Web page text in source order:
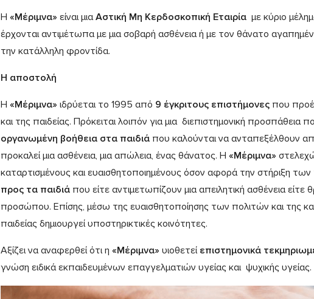
Η «Μέριμνα» είναι μιαΑστική Μη Κερδοσκοπική Εταιρία με κύριο
έρχονται αντιμέτωπα με μια σοβαρή ασθένεια ή με τον θάνατο
την κατάλληλη φροντίδα.
Η αποστολή
Η «Μέριμνα» ιδρύεται το 1995 από 9 έγκριτους επιστήμονεςπου
και της παιδείας. Πρόκειται λοιπόν για μια διεπιστημονική προσπάθεια
οργανωμένη βοήθεια στα παιδιά που καλούνται να ανταπεξέλθουν
προκαλεί μια ασθένεια, μια απώλεια, ένας θάνατος. Η «Μέριμνα»
καταρτισμένους και ευαισθητοποιημένους όσον αφορά την στήριξη των
προς τα παιδιάπου είτε αντιμετωπίζουν μια απειλητική ασθένεια
προσώπου. Επίσης, μέσω της ευαισθητοποίησης των πολιτών και της
παιδείας δημιουργεί υποστηρικτικές κοινότητες.
Αξίζει να αναφερθεί ότι η «Μέριμνα» υιοθετεί επιστημονικά
γνώση ειδικά εκπαιδευμένων επαγγελματιών υγείας και ψυχικής υγείας.